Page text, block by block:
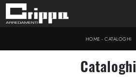
HOME - CATALOGHI
Cataloghi